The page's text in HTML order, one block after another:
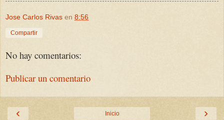
Jose Carlos Rivas en 8:56
Compartir
No hay comentarios:
Publicar un comentario
‹ ›
Inicio